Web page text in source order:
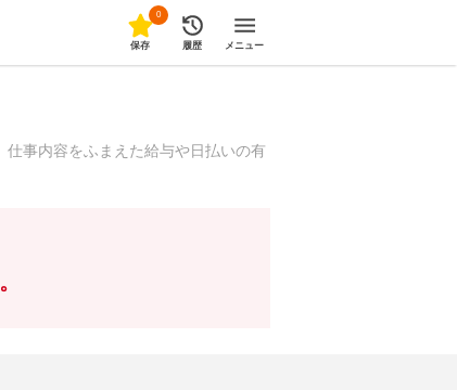
0
保存 履歴 メニュー
事内容をふまえた給与や日払いの有